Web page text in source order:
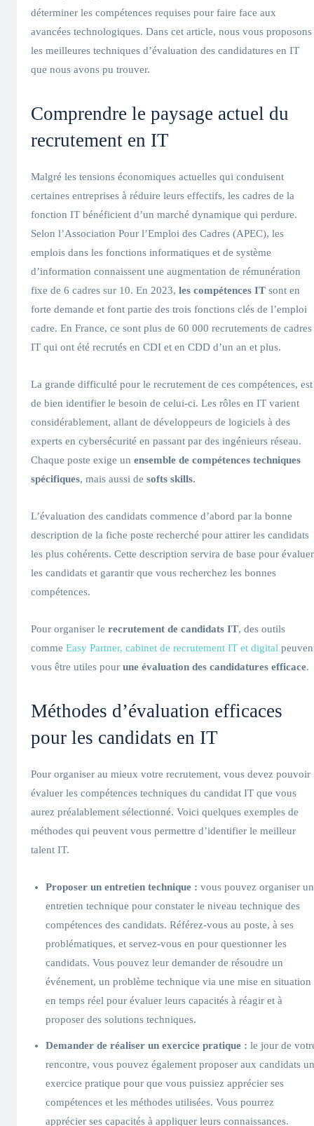
déterminer les compétences requises pour faire face aux
avancées technologiques. Dans cet article, nous vous proposons
les meilleures techniques d’évaluation des candidatures en IT
que nous avons pu trouver.
Comprendre le paysage actuel du
recrutement en IT
Malgré les tensions économiques actuelles qui conduisent
certaines entreprises à réduire leurs effectifs, les cadres de la
fonction IT bénéficient d’un marché dynamique qui perdure.
Selon l’Association Pour l’Emploi des Cadres (APEC), les
emplois dans les fonctions informatiques et de système
d’information connaissent une augmentation de rémunération
fixe de 6 cadres sur 10. En 2023, les compétences IT sont en
forte demande et font partie des trois fonctions clés de l’emploi
cadre. En France, ce sont plus de 60 000 recrutements de cadres
IT qui ont été recrutés en CDI et en CDD d’un an et plus.
La grande difficulté pour le recrutement de ces compétences, est
de bien identifier le besoin de celui-ci. Les rôles en IT varient
considérablement, allant de développeurs de logiciels à des
experts en cybersécurité en passant par des ingénieurs réseau.
Chaque poste exige un ensemble de compétences techniques
spécifiques, mais aussi de softs skills.
L’évaluation des candidats commence d’abord par la bonne
description de la fiche poste recherché pour attirer les candidats
les plus cohérents. Cette description servira de base pour évaluer
les candidats et garantir que vous recherchez les bonnes
compétences.
Pour organiser le recrutement de candidats IT, des outils
comme Easy Partner, cabinet de recrutement IT et digital
vous être utiles pour une évaluation des candidatures efficace.
Méthodes d’évaluation efficaces
pour les candidats en IT
Pour organiser au mieux votre recrutement, vous devez pouvoir
évaluer les compétences techniques du candidat IT que vous
aurez préalablement sélectionné. Voici quelques exemples de
méthodes qui peuvent vous permettre d’identifier le meilleur
talent IT.
Proposer un entretien technique : vous pouvez organiser un
entretien technique pour constater le niveau technique des
compétences des candidats. Référez-vous au poste, à ses
problématiques, et servez-vous en pour questionner les
candidats. Vous pouvez leur demander de résoudre un
événement, un problème technique via une mise en situation
en temps réel pour évaluer leurs capacités à réagir et à
proposer des solutions techniques.
Demander de réaliser un exercice pratique : le jour de
rencontre, vous pouvez également proposer aux candidats un
exercice pratique pour que vous puissiez apprécier ses
compétences et les méthodes utilisées. Vous pourrez
apprécier ses capacités à appliquer leurs connaissances.